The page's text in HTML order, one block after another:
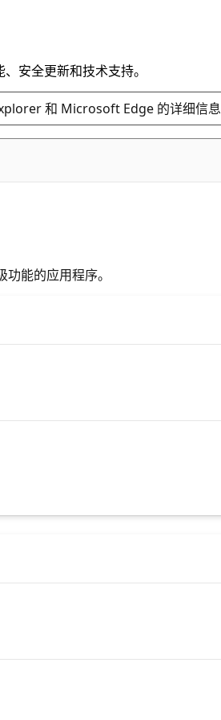
安全更新和技术支持。
和 Microsoft Edge 的详细信息
能的应用程序。